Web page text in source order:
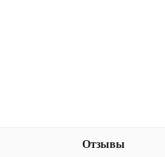
Отзывы